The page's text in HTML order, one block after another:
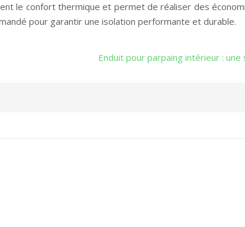
le confort thermique et permet de réaliser des
pour garantir une isolation performante et durable.
Enduit pour parpaing intérieur :